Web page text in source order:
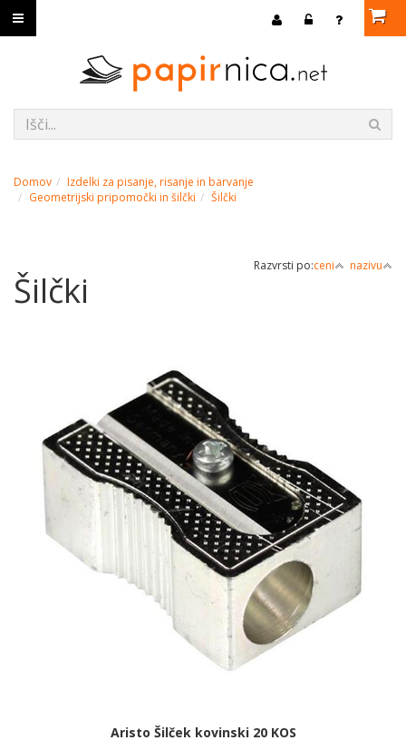
Domov
Izdelki za pisanje, risanje in barvanje
Geometrijski pripomočki in šilčki
Šilčki
Razvrsti po:ceni nazivu
Šilčki
Aristo Šilček kovinski 20 KOS